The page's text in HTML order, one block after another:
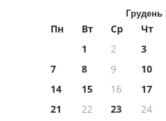
Грудень
Пн Вт Ср Чт
1
2 3
7
8 9 10
14
15 16 17
21
22 23 24